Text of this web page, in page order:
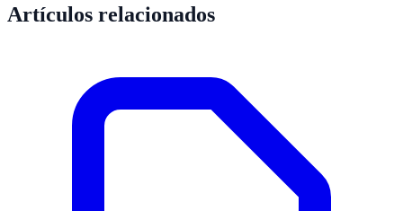
Artículos relacionados